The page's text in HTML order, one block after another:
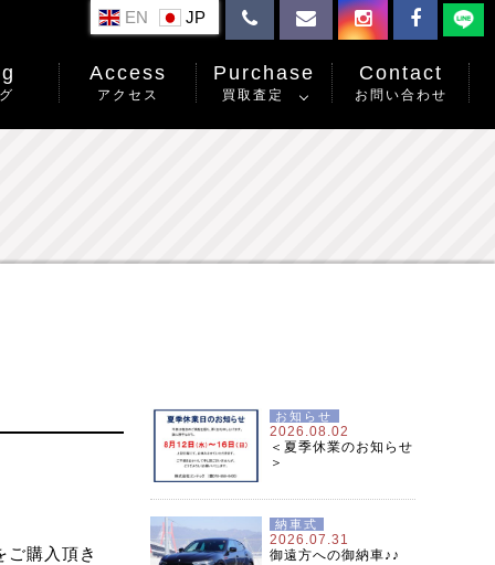
Access
アクセス
Purchase
買取査定
Contact
お問い合わせ
EN
購入頂き
お知らせ
2026.08.02
＜夏季休業のお知らせ
＞
納車式
2026.07.31
御遠方への御納車♪♪